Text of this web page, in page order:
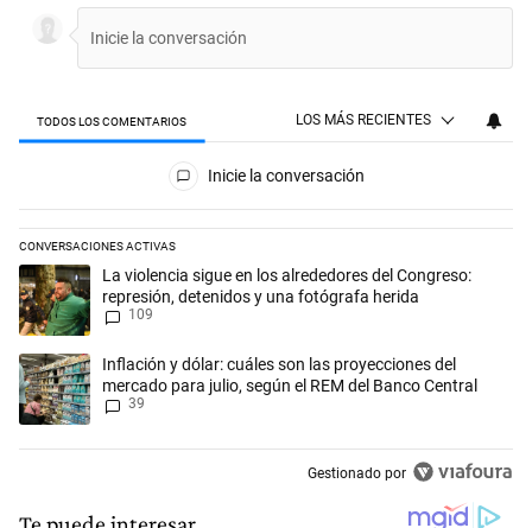
TODOS LOS COMENTARIOS LOS MÁS RECIENTES
Todos los comentarios
Inicie la conversación
CONVERSACIONES ACTIVAS
Este listado muestra los artículos con más comentarios en los
Un artículo de tendencia con el título "La violencia sigue en los
La violencia sigue en los alrededores del Congreso:
represión, detenidos y una fotógrafa herida
109
Un artículo de tendencia con el título "Inflación y dólar: cuáles son
Inflación y dólar: cuáles son las proyecciones del
mercado para julio, según el REM del Banco Central
39
Gestionado por